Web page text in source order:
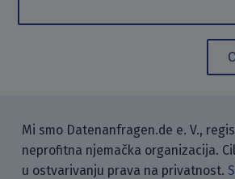
Mi smo Datenanfragen.de e. V.,
neprofitna njemačka organizacija.
u ostvarivanju prava na privatnost.